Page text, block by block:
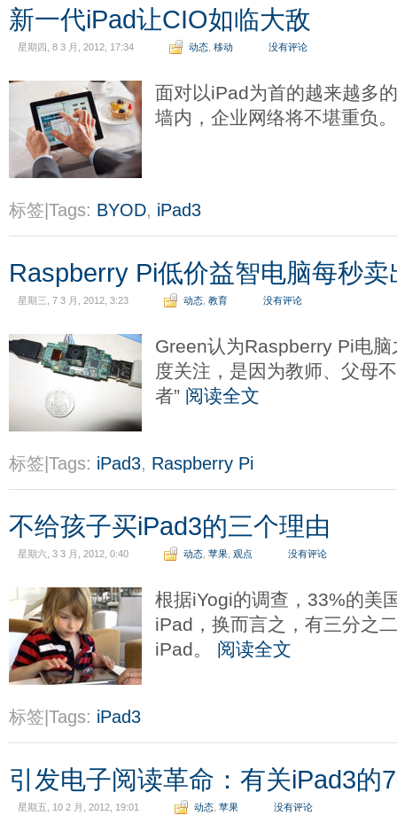
新一代iPad让CIO如临大敌
星期四, 8 3 月, 2012, 17:34 动态 移动 没有评论
面对以iPad为首的越来越多
墙内，企业网络将不堪重负
标签|Tags: BYOD, iPad3
Raspberry Pi低价益智电脑每秒卖
星期三, 7 3 月, 2012, 3:23 动态 教育 没有评论
Green认为Raspberry Pi电
度关注，是因为教师、父母
者” 阅读全文
标签|Tags: iPad3, Raspberry Pi
不给孩子买iPad3的三个理由
星期六, 3 3 月, 2012, 0:40 动态 苹果 观点 没有评论
根据iYogi的调查，33%的美
iPad，换而言之，有三分之
iPad。 阅读全文
标签|Tags: iPad3
引发电子阅读革命：有关iPad3的
星期五, 10 2 月, 2012, 19:01 动态 苹果 没有评论